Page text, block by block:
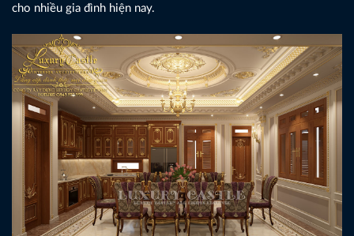
cho nhiều gia đình hiện nay.